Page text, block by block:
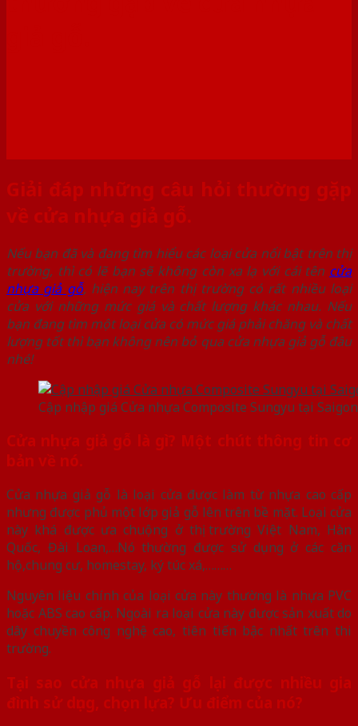
Giải đáp những câu hỏi thường gặp
về cửa nhựa giả gỗ.
Nếu bạn đã và đang tìm hiểu các loại cửa nổi bật trên thị
trường, thì có lẽ bạn sẽ không còn xa lạ với cái tên cửa
nhựa giả gỗ, hiện nay trên thị trường có rất nhiều loại
cửa với những mức giá và chất lượng khác nhau. Nếu
bạn đang tìm một loại cửa có mức giá phải chăng và chất
lượng tốt thì bạn không nên bỏ qua cửa nhựa giả gỗ đâu
nhé!
Cập nhập giá Cửa nhựa Composite Sungyu tại
Cửa nhựa giả gỗ là gì? Một chút thông tin cơ
bản về nó.
Cửa nhựa giả gỗ là loại cửa được làm từ nhựa cao cấp
nhưng được phủ một lớp giả gỗ lên trên bề mặt. Loại cửa
này khá được ưa chuộng ở thị trường Việt Nam, Hàn
Quốc, Đài Loan,…Nó thường được sử dụng ở các căn
hộ,chung cư, homestay, ký túc xá,………
Nguyên liệu chính của loại cửa này thường là nhựa PVC
hoặc ABS cao cấp. Ngoài ra loại cửa này được sản xuất do
dây chuyền công nghệ cao, tiên tiến bậc nhất trên thi
trường.
Tại sao cửa nhựa giả gỗ lại được nhiều gia
đình sử dụng, chọn lựa? Ưu điểm của nó?